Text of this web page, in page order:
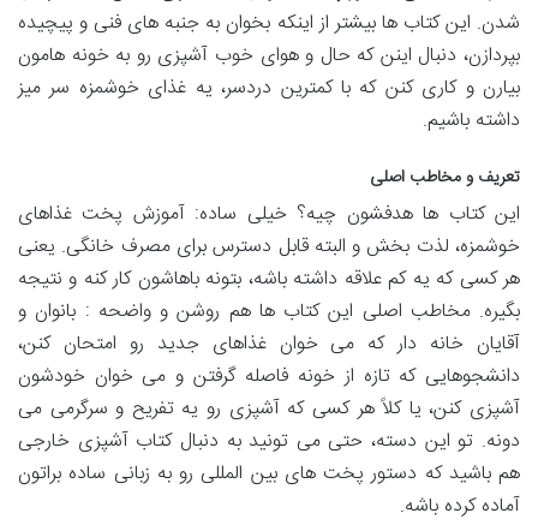
شدن. این کتاب ها بیشتر از اینکه بخوان به جنبه های فنی و پیچیده
بپردازن، دنبال اینن که حال و هوای خوب آشپزی رو به خونه هامون
بیارن و کاری کنن که با کمترین دردسر، یه غذای خوشمزه سر میز
داشته باشیم.
تعریف و مخاطب اصلی
این کتاب ها هدفشون چیه؟ خیلی ساده: آموزش پخت غذاهای
خوشمزه، لذت بخش و البته قابل دسترس برای مصرف خانگی. یعنی
هر کسی که یه کم علاقه داشته باشه، بتونه باهاشون کار کنه و نتیجه
بگیره. مخاطب اصلی این کتاب ها هم روشن و واضحه : بانوان و
آقایان خانه دار که می خوان غذاهای جدید رو امتحان کنن،
دانشجوهایی که تازه از خونه فاصله گرفتن و می خوان خودشون
آشپزی کنن، یا کلاً هر کسی که آشپزی رو یه تفریح و سرگرمی می
دونه. تو این دسته، حتی می تونید به دنبال کتاب آشپزی خارجی
هم باشید که دستور پخت های بین المللی رو به زبانی ساده براتون
آماده کرده باشه.